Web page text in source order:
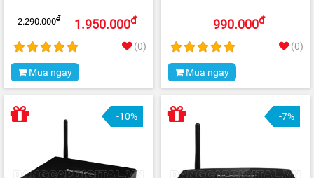
1.950.000đ
2.290.000đ
(0)
Mua ngay
990.000đ
(0)
Mua ngay
-10% -7%